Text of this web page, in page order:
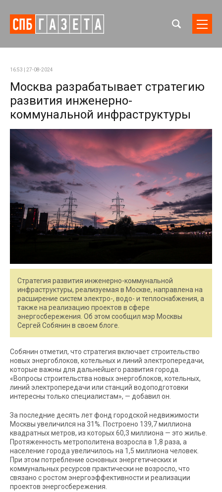
16:53 | 27-08-2024
Москва разрабатывает стратегию
развития инженерно-
коммунальной инфраструктуры
Стратегия развития инженерно-коммунальной
инфраструктуры, реализуемая в Москве, направлена на
расширение систем электро-, водо- и теплоснабжения, а
также на реализацию проектов в сфере
энергосбережения. Об этом сообщил мэр Москвы
Сергей Собянин в своем блоге.
Собянин отметил, что стратегия включает строительство
новых энергоблоков, котельных и линий электропередачи,
которые важны для дальнейшего развития города.
«Вопросы строительства новых энергоблоков, котельных,
линий электропередачи или станций водоподготовки
интересны только специалистам», — добавил он.
За последние десять лет фонд городской недвижимости
Москвы увеличился на 31%. Построено 139,7 миллиона
квадратных метров, из которых 60,3 миллиона — это жилье.
Протяженность метрополитена возросла в 1,8 раза, а
население города увеличилось на 1,5 миллиона человек.
При этом потребление основных энергетических и
коммунальных ресурсов практически не возросло, что
связано с ростом энергоэффективности и реализации
проектов энергосбережения.